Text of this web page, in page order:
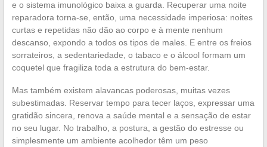
e o sistema imunológico baixa a guarda. Recuperar uma noite
reparadora torna-se, então, uma necessidade imperiosa: noites
curtas e repetidas não dão ao corpo e à mente nenhum
descanso, expondo a todos os tipos de males. E entre os freios
sorrateiros, a sedentariedade, o tabaco e o álcool formam um
coquetel que fragiliza toda a estrutura do bem-estar.
Mas também existem alavancas poderosas, muitas vezes
subestimadas. Reservar tempo para tecer laços, expressar uma
gratidão sincera, renova a saúde mental e a sensação de estar
no seu lugar. No trabalho, a postura, a gestão do estresse ou
simplesmente um ambiente acolhedor têm um peso